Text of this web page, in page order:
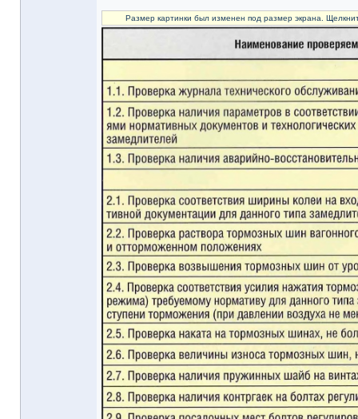
Размер картинки был изменен под размер экрана.